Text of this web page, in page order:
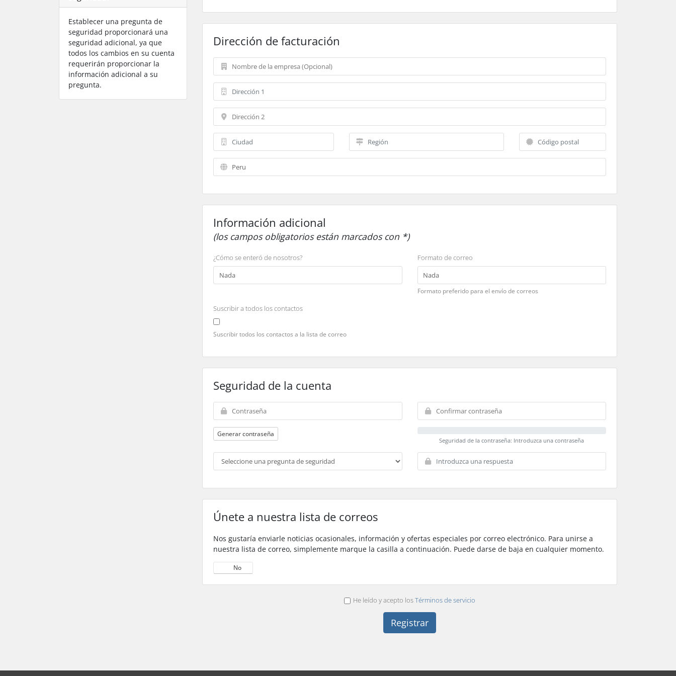
Establecer una pregunta de
seguridad proporcionará una
seguridad adicional, ya que
todos los cambios en su cuenta
requerirán proporcionar la
información adicional a su
pregunta.
Dirección de facturación
Información adicional
(los campos obligatorios están marcados con *)
¿Cómo se enteró de nosotros? Formato de correo
Formato preferido para el envío de correos
Suscribir a todos los contactos
Suscribir todos los contactos a la lista de correo
Seguridad de la cuenta
Generar contraseña
Seguridad de la contraseña: Introduzca una contraseña
Únete a nuestra lista de correos
Nos gustaría enviarle noticias ocasionales, información y ofertas especiales por correo electrónico. Para unirse a
nuestra lista de correo, simplemente marque la casilla a continuación. Puede darse de baja en cualquier momento.
No
He leído y acepto losTérminos de servicio